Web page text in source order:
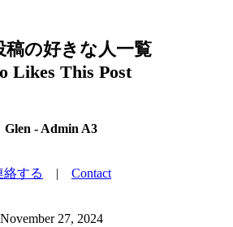
稿の好きな人一覧
Likes This Post
Glen - Admin A3
絡する | Contact
November 27, 2024